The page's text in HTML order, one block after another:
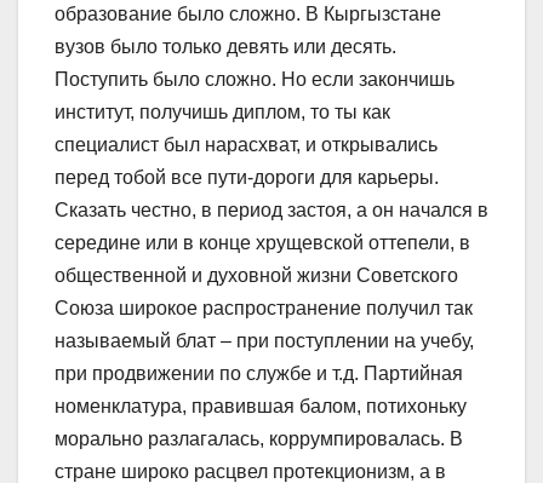
образование было сложно. В Кыргызстане
вузов было только девять или десять.
Поступить было сложно. Но если закончишь
институт, получишь диплом, то ты как
специалист был нарасхват, и открывались
перед тобой все пути-дороги для карьеры.
Сказать честно, в период застоя, а он начался в
середине или в конце хрущевской оттепели, в
общественной и духовной жизни Советского
Союза широкое распространение получил так
называемый блат – при поступлении на учебу,
при продвижении по службе и т.д. Партийная
номенклатура, правившая балом, потихоньку
морально разлагалась, коррумпировалась. В
стране широко расцвел протекционизм, а в